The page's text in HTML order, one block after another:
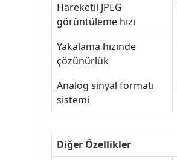
Hareketli JPEG
görüntüleme hızı
Yakalama hızınde
çözünürlük
Analog sinyal formatı
sistemi
Diğer Özellikler